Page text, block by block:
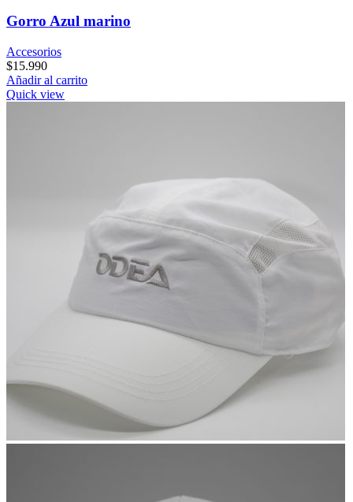
Gorro Azul marino
Accesorios
$15.990
Añadir al carrito
Quick view